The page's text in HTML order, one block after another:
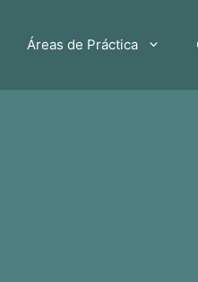
Áreas de Práctica